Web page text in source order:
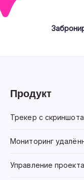
Продукт
Трекер с
Мониторинг
Управление